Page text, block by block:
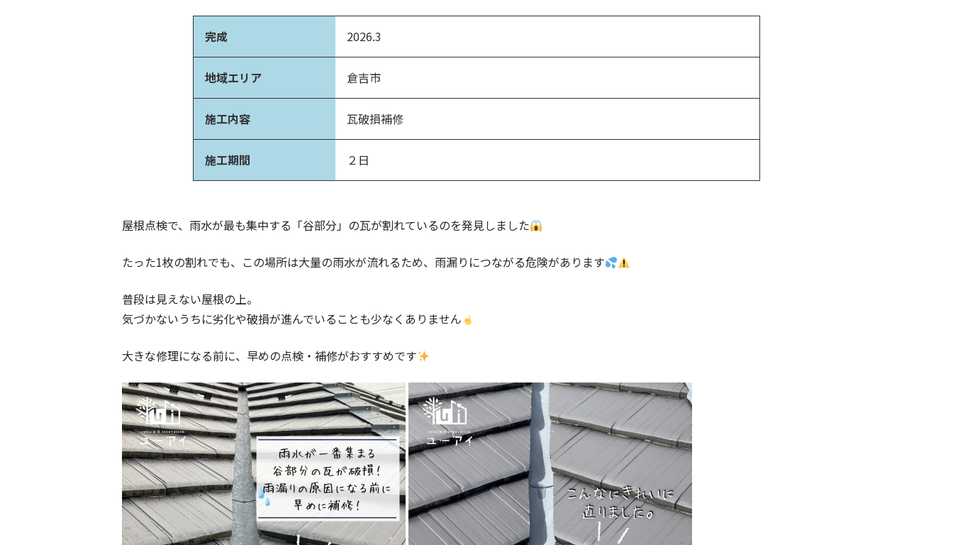
完成 2026.3
地域エリア 倉吉市
施工内容 瓦破損補修
施工期間 ２日
屋根点検で、雨水が最も集中する「谷部分」の瓦が割れているのを発見しました
たった1枚の割れでも、この場所は大量の雨水が流れるため、雨漏りにつながる危険があります
普段は見えない屋根の上。
気づかないうちに劣化や破損が進んでいることも少なくありません
大きな修理になる前に、早めの点検・補修がおすすめです